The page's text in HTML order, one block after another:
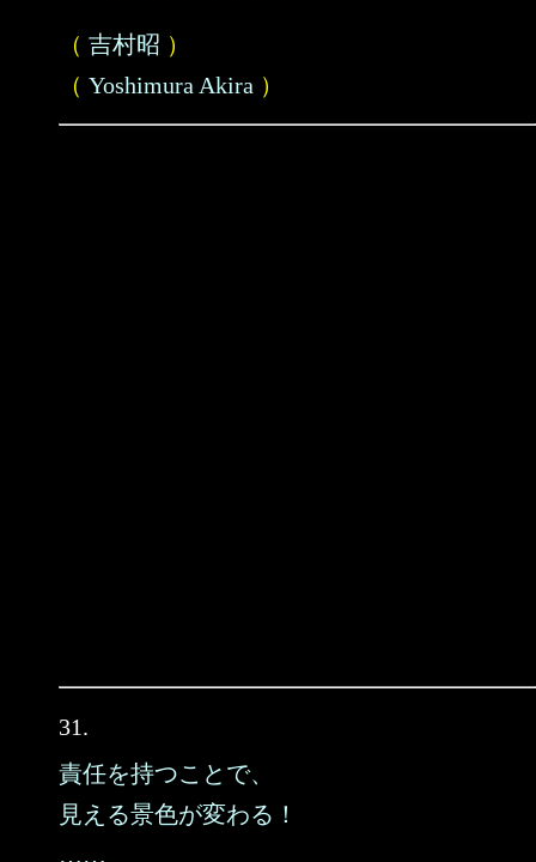
（ 吉村昭 ）
（ Yoshimura Akira ）
31.
責任を持つことで、
見える景色が変わる！
……